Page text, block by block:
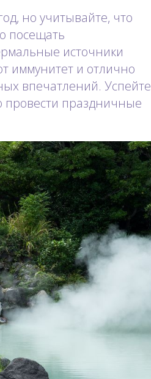
но учитывайте, что
посещать
источники
иммунитет и отлично
впечатлений. Успейте
праздничные